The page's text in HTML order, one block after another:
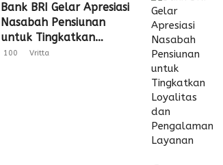
Bank BRI Gelar Apresiasi
Nasabah Pensiunan
untuk Tingkatkan
Loyalitas dan
100 Vritta